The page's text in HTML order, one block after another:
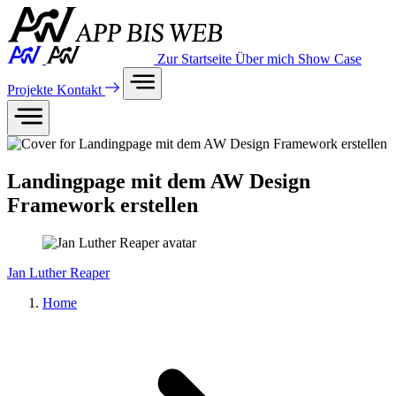
Zur Startseite Über mich Show Case
Projekte Kontakt
Landingpage mit dem AW Design
Framework erstellen
Jan Luther Reaper
Home